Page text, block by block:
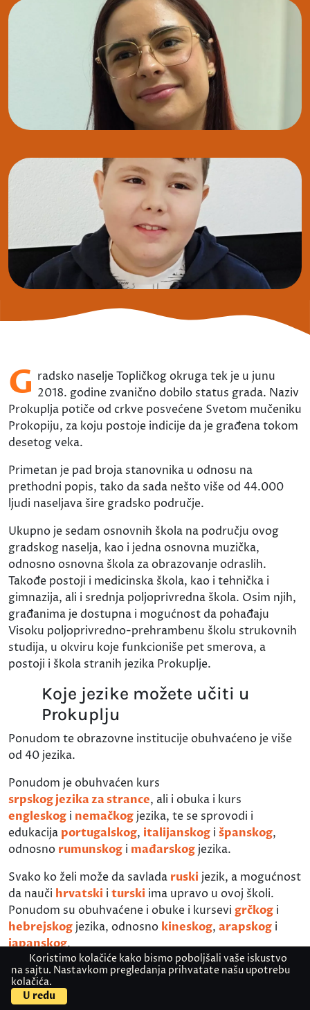
G radsko naselje Topličkog okruga tek je u junu
2018. godine zvanično dobilo status grada. Naziv
Prokuplja potiče od crkve posvećene Svetom mučeniku
Prokopiju, za koju postoje indicije da je građena tokom
desetog veka.
Primetan je pad broja stanovnika u odnosu na
prethodni popis, tako da sada nešto više od 44.000
ljudi naseljava šire gradsko područje.
Ukupno je sedam osnovnih škola na području ovog
gradskog naselja, kao i jedna osnovna muzička,
odnosno osnovna škola za obrazovanje odraslih.
Takođe postoji i medicinska škola, kao i tehnička i
gimnazija, ali i srednja poljoprivredna škola. Osim njih,
građanima je dostupna i mogućnost da pohađaju
Visoku poljoprivredno-prehrambenu školu strukovnih
studija, u okviru koje funkcioniše pet smerova, a
postoji i škola stranih jezika Prokuplje.
Koje jezike možete učiti u
Prokuplju
Ponudom te obrazovne institucije obuhvaćeno je više
od 40 jezika.
Ponudom je obuhvaćen kurs
srpskog jezika za strance, ali i obuka i kurs
engleskog i nemačkog jezika, te se sprovodi i
edukacija portugalskog, italijanskog i španskog,
odnosno rumunskog i mađarskog jezika.
Svako ko želi može da savlada ruski jezik, a mogućnost
da nauči hrvatski i turski ima upravo u ovoj školi.
Ponudom su obuhvaćene i obuke i kursevi grčkog i
hebrejskog jezika, odnosno kineskog, arapskog i
japanskog.
Uz to, škola stranih jezika Prokuplje organizuje i
nastavuznakovnog
makedonskog
Koristimo kolačiće kako bismo poboljšali vaše iskustvo
na sajtu. Nastavkom pregledanja prihvatate našu upotrebu
kolačića.
U redu